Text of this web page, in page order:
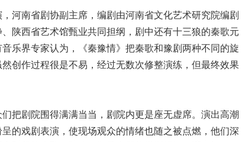
南省剧协副主席，编剧由河南省文化艺术研究院编剧
陕西省艺术馆甄业共同担纲，剧中还有十三狼的秦歌元
乐界专家认为，《秦豫情》把秦歌和豫剧两种不同的旋
创作过程很是不易，经过无数次修整演练，但最终效果
剧院围得满满当当，剧院内更是座无虚席。演出高潮
的戏剧表演，使现场观众的情绪也随之被点燃，他们深